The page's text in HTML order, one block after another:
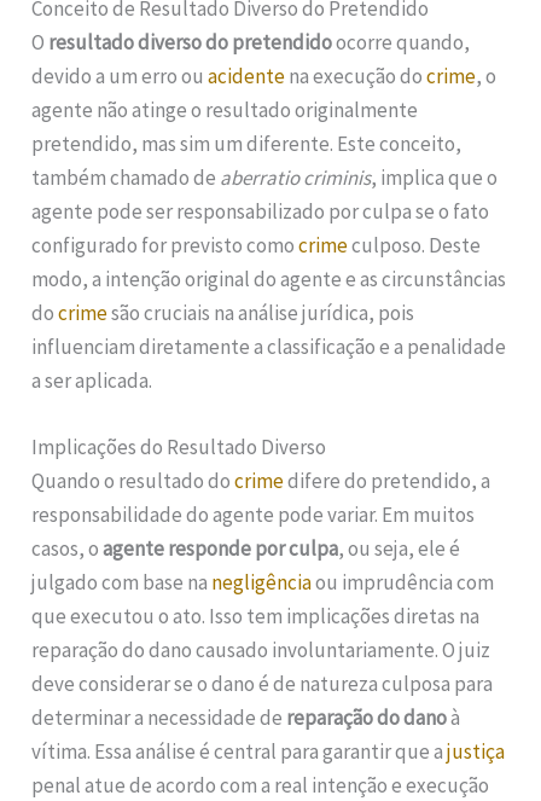
Conceito de Resultado Diverso do Pretendido
O resultado diverso do pretendidoocorre quando,
devido a um erro ouacidentena execução docrime, o
agente não atinge o resultado originalmente
pretendido, mas sim um diferente. Este conceito,
também chamado de aberratio criminis, implica que o
agente pode ser responsabilizado por culpa se o fato
configurado for previsto comocrimeculposo. Deste
modo, a intenção original do agente e as circunstâncias
docrimesão cruciais na análise jurídica, pois
influenciam diretamente a classificação e a penalidade
a ser aplicada.
Implicações do Resultado Diverso
Quando o resultado docrimedifere do pretendido, a
responsabilidade do agente pode variar. Em muitos
casos, oagente responde por culpa, ou seja, ele é
julgado com base na negligênciaou imprudência com
que executou o ato. Isso tem implicações diretas na
reparação do dano causado involuntariamente. O juiz
deve considerar se o dano é de natureza culposa para
determinar a necessidade de reparação do danoà
vítima. Essa análise é central para garantir que ajustiça
penal atue de acordo com a real intenção e execução